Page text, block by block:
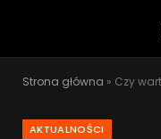
Strona główna » Czy
AKTUALNOŚCI